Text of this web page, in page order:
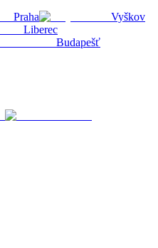
Praha
Vyškov
Liberec
Budapešť